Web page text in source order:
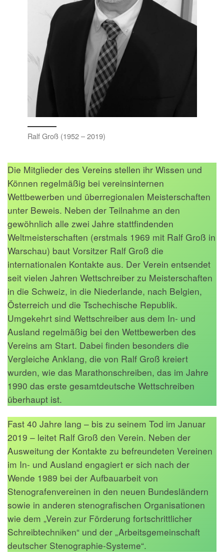
Ralf Groß (1952 – 2019)
Die Mitglieder des Vereins stellen ihr Wissen und
Können regelmäßig bei vereinsinternen
Wettbewerben und überregionalen Meisterschaften
unter Beweis. Neben der Teilnahme an den
gewöhnlich alle zwei Jahre stattfindenden
Weltmeisterschaften (erstmals 1969 mit Ralf Groß in
Warschau) baut Vorsitzer Ralf Groß die
internationalen Kontakte aus. Der Verein entsendet
seit vielen Jahren Wettschreiber zu Meisterschaften
in die Schweiz, in die Niederlande, nach Belgien,
Österreich und die Tschechische Republik.
Umgekehrt sind Wettschreiber aus dem In- und
Ausland regelmäßig bei den Wettbewerben des
Vereins am Start. Dabei finden besonders die
Vergleiche Anklang, die von Ralf Groß kreiert
wurden, wie das Marathonschreiben, das im Jahre
1990 das erste gesamtdeutsche Wettschreiben
überhaupt ist.
Fast 40 Jahre lang – bis zu seinem Tod im Januar
2019 – leitet Ralf Groß den Verein. Neben der
Ausweitung der Kontakte zu befreundeten Vereinen
im In- und Ausland engagiert er sich nach der
Wende 1989 bei der Aufbauarbeit von
Stenografenvereinen in den neuen Bundesländern
sowie in anderen stenografischen Organisationen
wie dem „Verein zur Förderung fortschrittlicher
Schreibtechniken“ und der „Arbeitsgemeinschaft
deutscher Stenographie-Systeme“.